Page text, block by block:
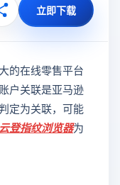
立即下载
的在线零售平台
户关联是亚马逊
定为关联，可能
云登指纹浏览器为